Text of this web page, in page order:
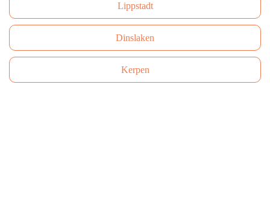
Lippstadt
Dinslaken
Kerpen